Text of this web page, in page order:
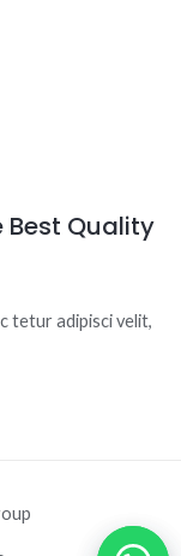
Best Quality
tetur adipisci velit,